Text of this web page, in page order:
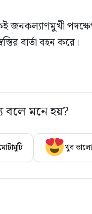
বার্তা বহন করে।
বলে মনে হয়?
খুব ভালো